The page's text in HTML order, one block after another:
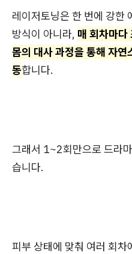
레이저토닝은 한 번에 강한
방식이 아니라, 매 회차마다
몸의 대사 과정을 통해 자
동합니다.
그래서 1~2회만으로 드라
습니다.
피부 상태에 맞춰 여러 회차